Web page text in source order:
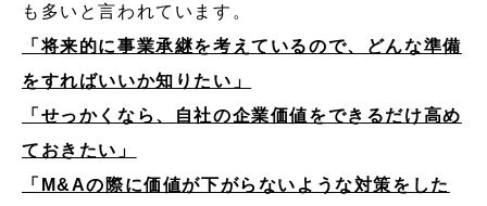
も多いと言われています。
「将来的に事業承継を考えているので、どんな準備
をすればいいか知りたい」
「せっかくなら、自社の企業価値をできるだけ高め
ておきたい」
「M&Aの際に価値が下がらないような対策をした